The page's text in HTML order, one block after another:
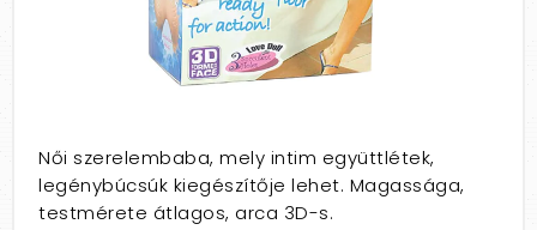
Női szerelembaba, mely intim együttlétek,
legénybúcsúk kiegészítője lehet. Magassága,
testmérete átlagos, arca 3D-s.